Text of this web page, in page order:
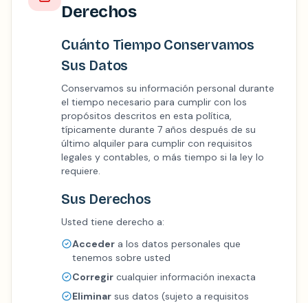
Derechos
Cuánto Tiempo Conservamos
Sus Datos
Conservamos su información personal durante
el tiempo necesario para cumplir con los
propósitos descritos en esta política,
típicamente durante 7 años después de su
último alquiler para cumplir con requisitos
legales y contables, o más tiempo si la ley lo
requiere.
Sus Derechos
Usted tiene derecho a:
Acceder a los datos personales que
tenemos sobre usted
Corregir cualquier información inexacta
Eliminar sus datos (sujeto a requisitos